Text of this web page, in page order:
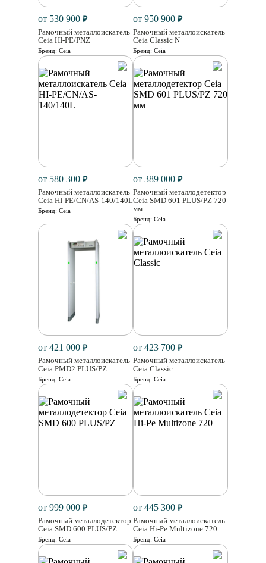
от 530 900 ₽
Рамочный металлоискатель
Ceia HI-PE/PNZ
Бренд: Ceia
от 950 900 ₽
Рамочный металлоискатель
Ceia Classic N
Бренд: Ceia
от 580 300 ₽
Рамочный металлоискатель
Ceia HI-PE/CN/AS-140/140L
Бренд: Ceia
от 389 000 ₽
Рамочный металлодетектор
Ceia SMD 601 PLUS/PZ 720
мм
Бренд: Ceia
от 421 000 ₽
Рамочный металлоискатель
Ceia PMD2 PLUS/PZ
Бренд: Ceia
от 423 700 ₽
Рамочный металлоискатель
Ceia Classic
Бренд: Ceia
от 999 000 ₽
Рамочный металлодетектор
Ceia SMD 600 PLUS/PZ
Бренд: Ceia
от 445 300 ₽
Рамочный металлоискатель
Ceia Hi-Pe Multizone 720
Бренд: Ceia